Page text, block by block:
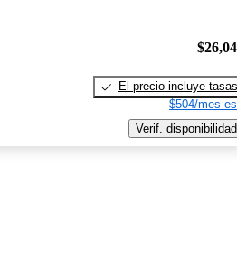
El precio incluye tasas
$504/mes
Verif. disponibilidad